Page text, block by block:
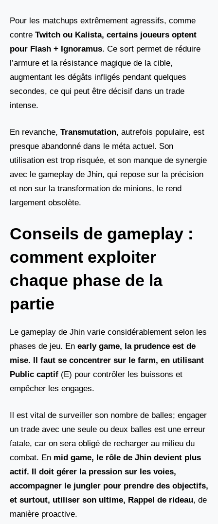
Pour les matchups extrêmement agressifs, comme
contre Twitch ou Kalista, certains joueurs optent
pour Flash + Ignoramus. Ce sort permet de réduire
l’armure et la résistance magique de la cible,
augmentant les dégâts infligés pendant quelques
secondes, ce qui peut être décisif dans un trade
intense.
En revanche, Transmutation, autrefois populaire, est
presque abandonné dans le méta actuel. Son
utilisation est trop risquée, et son manque de synergie
avec le gameplay de Jhin, qui repose sur la précision
et non sur la transformation de minions, le rend
largement obsolète.
Conseils de gameplay :
comment exploiter
chaque phase de la
partie
Le gameplay de Jhin varie considérablement selon les
phases de jeu. En early game, la prudence est de
mise. Il faut se concentrer sur le farm, en utilisant
Public captif (E) pour contrôler les buissons et
empêcher les engages.
Il est vital de surveiller son nombre de balles; engager
un trade avec une seule ou deux balles est une erreur
fatale, car on sera obligé de recharger au milieu du
combat. En mid game, le rôle de Jhin devient plus
actif. Il doit gérer la pression sur les voies,
accompagner le jungler pour prendre des objectifs,
et surtout, utiliser son ultime, Rappel de rideau, de
manière proactive.